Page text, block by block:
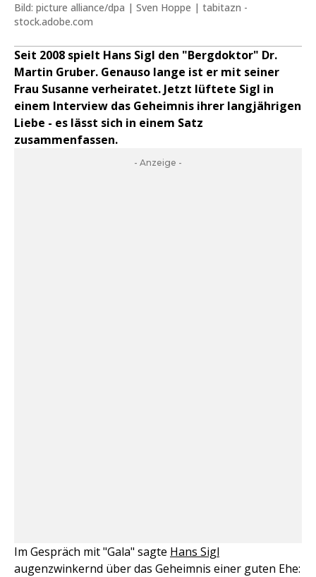
Bild: picture alliance/dpa | Sven Hoppe | tabitazn -
stock.adobe.com
Seit 2008 spielt Hans Sigl den "Bergdoktor" Dr.
Martin Gruber. Genauso lange ist er mit seiner
Frau Susanne verheiratet. Jetzt lüftete Sigl in
einem Interview das Geheimnis ihrer langjährigen
Liebe - es lässt sich in einem Satz
zusammenfassen.
- Anzeige -
Im Gespräch mit "Gala" sagte Hans Sigl
augenzwinkernd über das Geheimnis einer guten Ehe: